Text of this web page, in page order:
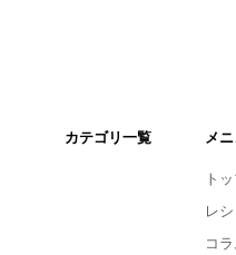
カテゴリ一覧 メ
ト
レ
コ